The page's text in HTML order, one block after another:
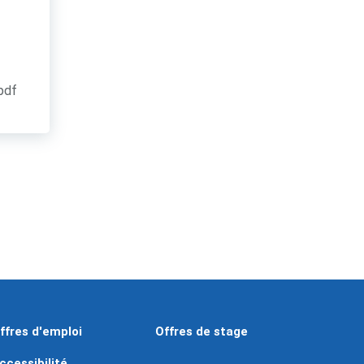
d'emploi Offres de stage